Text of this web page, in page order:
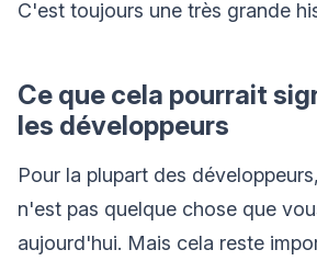
C'est toujours une très grande
Ce que cela pourrait
les développeurs
Pour la plupart des
n'est pas quelque chose que
aujourd'hui. Mais cela reste